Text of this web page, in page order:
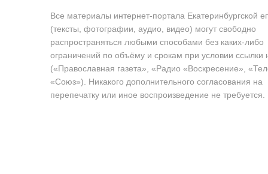
Все материалы интернет-портала Екатеринбургской
(тексты, фотографии, аудио, видео) могут свободно
распространяться любыми способами без каких-либо
ограничений по объёму и срокам при условии ссылки
(«Православная газета», «Радио «Воскресение»,
«Союз»). Никакого дополнительного согласования на
перепечатку или иное воспроизведение не требуется.